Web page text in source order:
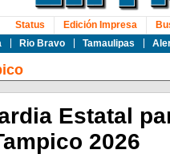
Rio Bravo Tamaulipas
Status Edición Impresa
Estatal
2026